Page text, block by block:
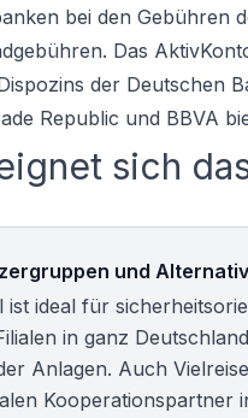
bei den Gebühren
Das
der Deutschen
Republic und BBVA
sich
und
ist ideal für
in ganz
Anlagen. Auch
Kooperationspartner